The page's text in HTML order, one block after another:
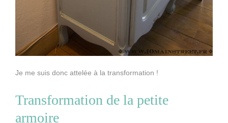
Je me suis donc attelée à la transformation !
Transformation de la petite
armoire